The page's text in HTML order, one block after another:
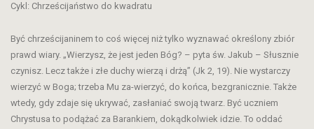
Cykl: Chrześcijaństwo do kwadratu
Być chrześcijaninem to coś więcej niż tylko wyznawać określony zbiór
prawd wiary. „Wierzysz, że jest jeden Bóg? – pyta św. Jakub – Słusznie
czynisz. Lecz także i złe duchy wierzą i drżą” (Jk 2, 19). Nie wystarczy
wierzyć w Boga; trzeba Mu za-wierzyć, do końca, bezgranicznie. Także
wtedy, gdy zdaje się ukrywać, zasłaniać swoją twarz. Być uczniem
Chrystusa to podążać za Barankiem, dokądkolwiek idzie. To oddać